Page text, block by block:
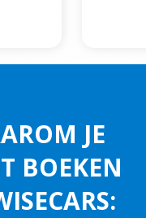
JE
BOEKEN